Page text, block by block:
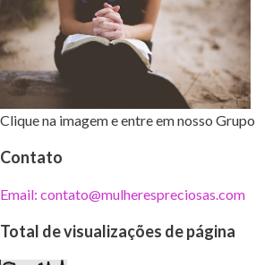
Clique na imagem e entre em nosso
Contato
Email: contato@mulherespreciosas.com
Total de visualizações de página